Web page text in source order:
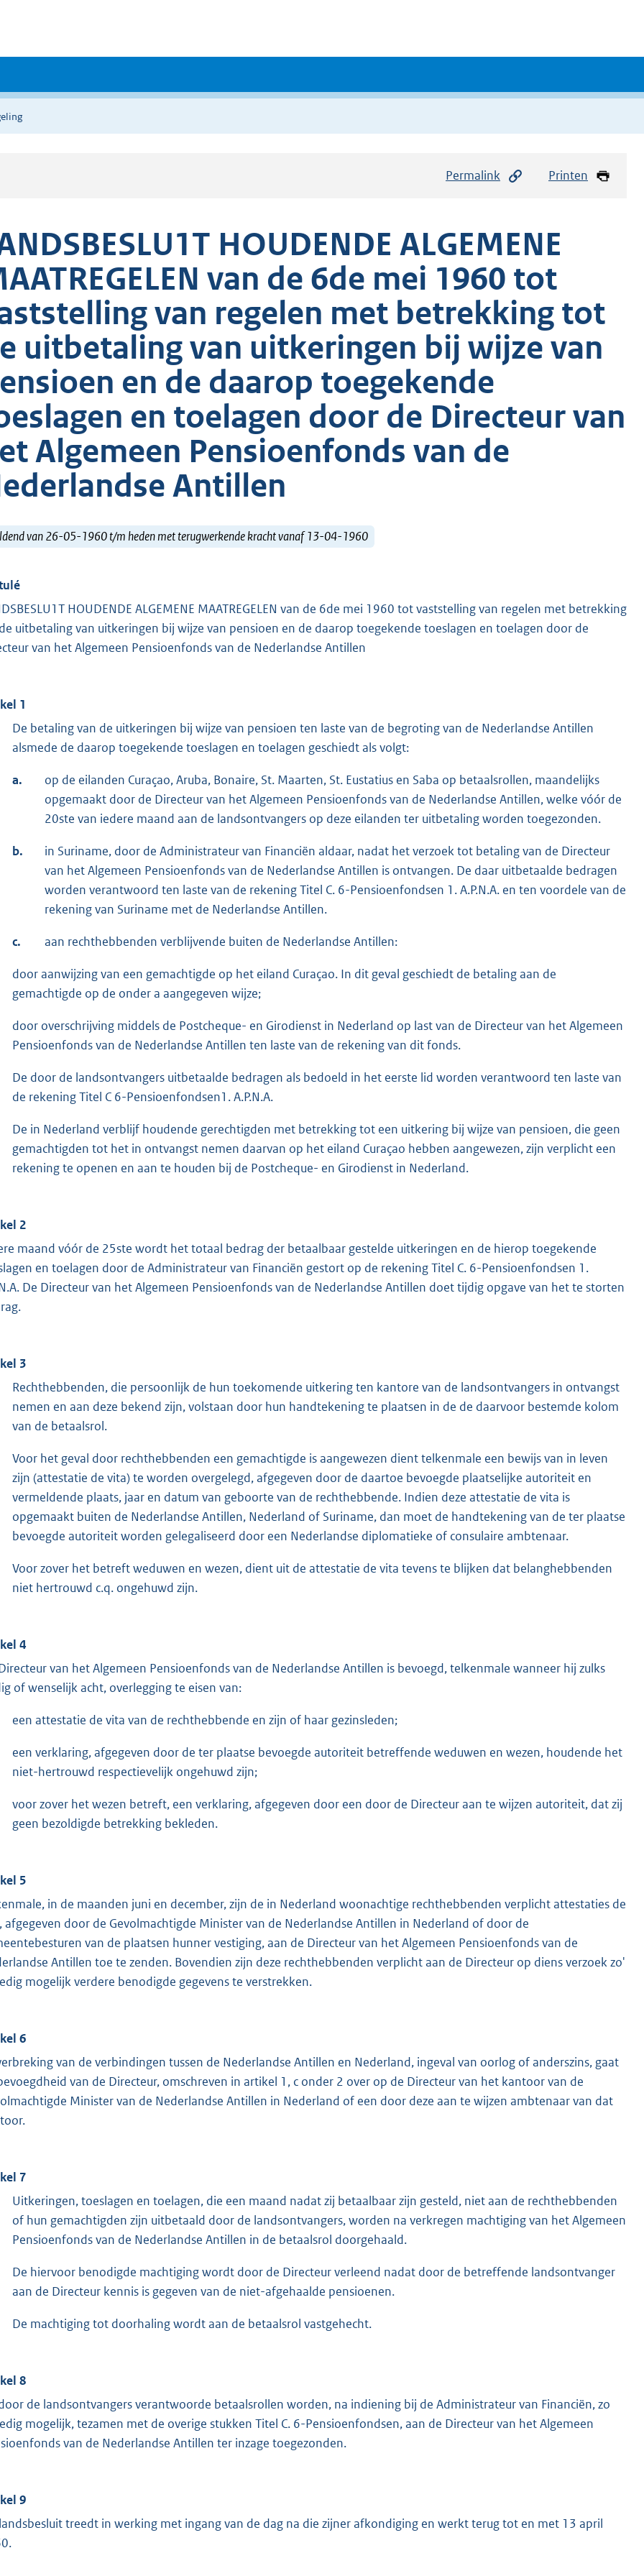
Permalink Printen
HOUDENDE ALGEMENE
van de 6de mei 1960 tot
van regelen met betrekking tot
uitbetaling van uitkeringen bij wijze van
en de daarop toegekende
en toelagen door de Directeur van
Algemeen Pensioenfonds van de
Antillen
van 26-05-1960 t/m heden met terugwerkende kracht vanaf 13-04-1960
HOUDENDE ALGEMENE MAATREGELEN van de 6de mei 1960 tot vaststelling van regelen met betrekking
uitbetaling van uitkeringen bij wijze van pensioen en de daarop toegekende toeslagen en toelagen door de
van het Algemeen Pensioenfonds van de Nederlandse Antillen
1
De betaling van de uitkeringen bij wijze van pensioen ten laste van de begroting van de Nederlandse Antillen
alsmede de daarop toegekende toeslagen en toelagen geschiedt als volgt:
a.
op de eilanden Curaçao, Aruba, Bonaire, St. Maarten, St. Eustatius en Saba op betaalsrollen, maandelijks
opgemaakt door de Directeur van het Algemeen Pensioenfonds van de Nederlandse Antillen, welke vóór de
20ste van iedere maand aan de landsontvangers op deze eilanden ter uitbetaling worden toegezonden.
b.
in Suriname, door de Administrateur van Financiën aldaar, nadat het verzoek tot betaling van de Directeur
van het Algemeen Pensioenfonds van de Nederlandse Antillen is ontvangen. De daar uitbetaalde bedragen
worden verantwoord ten laste van de rekening Titel C. 6-Pensioenfondsen 1. A.P.N.A. en ten voordele van de
rekening van Suriname met de Nederlandse Antillen.
c. aan rechthebbenden verblijvende buiten de Nederlandse Antillen:
door aanwijzing van een gemachtigde op het eiland Curaçao. In dit geval geschiedt de betaling aan de
gemachtigde op de onder a aangegeven wijze;
door overschrijving middels de Postcheque- en Girodienst in Nederland op last van de Directeur van het Algemeen
Pensioenfonds van de Nederlandse Antillen ten laste van de rekening van dit fonds.
De door de landsontvangers uitbetaalde bedragen als bedoeld in het eerste lid worden verantwoord ten laste van
de rekening Titel C 6-Pensioenfondsen1. A.P.N.A.
De in Nederland verblijf houdende gerechtigden met betrekking tot een uitkering bij wijze van pensioen, die geen
gemachtigden tot het in ontvangst nemen daarvan op het eiland Curaçao hebben aangewezen, zijn verplicht een
rekening te openen en aan te houden bij de Postcheque- en Girodienst in Nederland.
2
maand vóór de 25ste wordt het totaal bedrag der betaalbaar gestelde uitkeringen en de hierop toegekende
en toelagen door de Administrateur van Financiën gestort op de rekening Titel C. 6-Pensioenfondsen 1.
De Directeur van het Algemeen Pensioenfonds van de Nederlandse Antillen doet tijdig opgave van het te storten
3
Rechthebbenden, die persoonlijk de hun toekomende uitkering ten kantore van de landsontvangers in ontvangst
nemen en aan deze bekend zijn, volstaan door hun handtekening te plaatsen in de de daarvoor bestemde kolom
van de betaalsrol.
Voor het geval door rechthebbenden een gemachtigde is aangewezen dient telkenmale een bewijs van in leven
zijn (attestatie de vita) te worden overgelegd, afgegeven door de daartoe bevoegde plaatselijke autoriteit en
vermeldende plaats, jaar en datum van geboorte van de rechthebbende. Indien deze attestatie de vita is
opgemaakt buiten de Nederlandse Antillen, Nederland of Suriname, dan moet de handtekening van de ter plaatse
bevoegde autoriteit worden gelegaliseerd door een Nederlandse diplomatieke of consulaire ambtenaar.
Voor zover het betreft weduwen en wezen, dient uit de attestatie de vita tevens te blijken dat belanghebbenden
niet hertrouwd c.q. ongehuwd zijn.
4
van het Algemeen Pensioenfonds van de Nederlandse Antillen is bevoegd, telkenmale wanneer hij zulks
of wenselijk acht, overlegging te eisen van:
een attestatie de vita van de rechthebbende en zijn of haar gezinsleden;
een verklaring, afgegeven door de ter plaatse bevoegde autoriteit betreffende weduwen en wezen, houdende het
niet-hertrouwd respectievelijk ongehuwd zijn;
voor zover het wezen betreft, een verklaring, afgegeven door een door de Directeur aan te wijzen autoriteit, dat zij
geen bezoldigde betrekking bekleden.
5
in de maanden juni en december, zijn de in Nederland woonachtige rechthebbenden verplicht attestaties de
afgegeven door de Gevolmachtigde Minister van de Nederlandse Antillen in Nederland of door de
van de plaatsen hunner vestiging, aan de Directeur van het Algemeen Pensioenfonds van de
Antillen toe te zenden. Bovendien zijn deze rechthebbenden verplicht aan de Directeur op diens verzoek zo'
mogelijk verdere benodigde gegevens te verstrekken.
6
van de verbindingen tussen de Nederlandse Antillen en Nederland, ingeval van oorlog of anderszins, gaat
van de Directeur, omschreven in artikel 1, c onder 2 over op de Directeur van het kantoor van de
Minister van de Nederlandse Antillen in Nederland of een door deze aan te wijzen ambtenaar van dat
7
Uitkeringen, toeslagen en toelagen, die een maand nadat zij betaalbaar zijn gesteld, niet aan de rechthebbenden
of hun gemachtigden zijn uitbetaald door de landsontvangers, worden na verkregen machtiging van het Algemeen
Pensioenfonds van de Nederlandse Antillen in de betaalsrol doorgehaald.
De hiervoor benodigde machtiging wordt door de Directeur verleend nadat door de betreffende landsontvanger
aan de Directeur kennis is gegeven van de niet-afgehaalde pensioenen.
De machtiging tot doorhaling wordt aan de betaalsrol vastgehecht.
8
de landsontvangers verantwoorde betaalsrollen worden, na indiening bij de Administrateur van Financiën, zo
mogelijk, tezamen met de overige stukken Titel C. 6-Pensioenfondsen, aan de Directeur van het Algemeen
van de Nederlandse Antillen ter inzage toegezonden.
9
treedt in werking met ingang van de dag na die zijner afkondiging en werkt terug tot en met 13 april